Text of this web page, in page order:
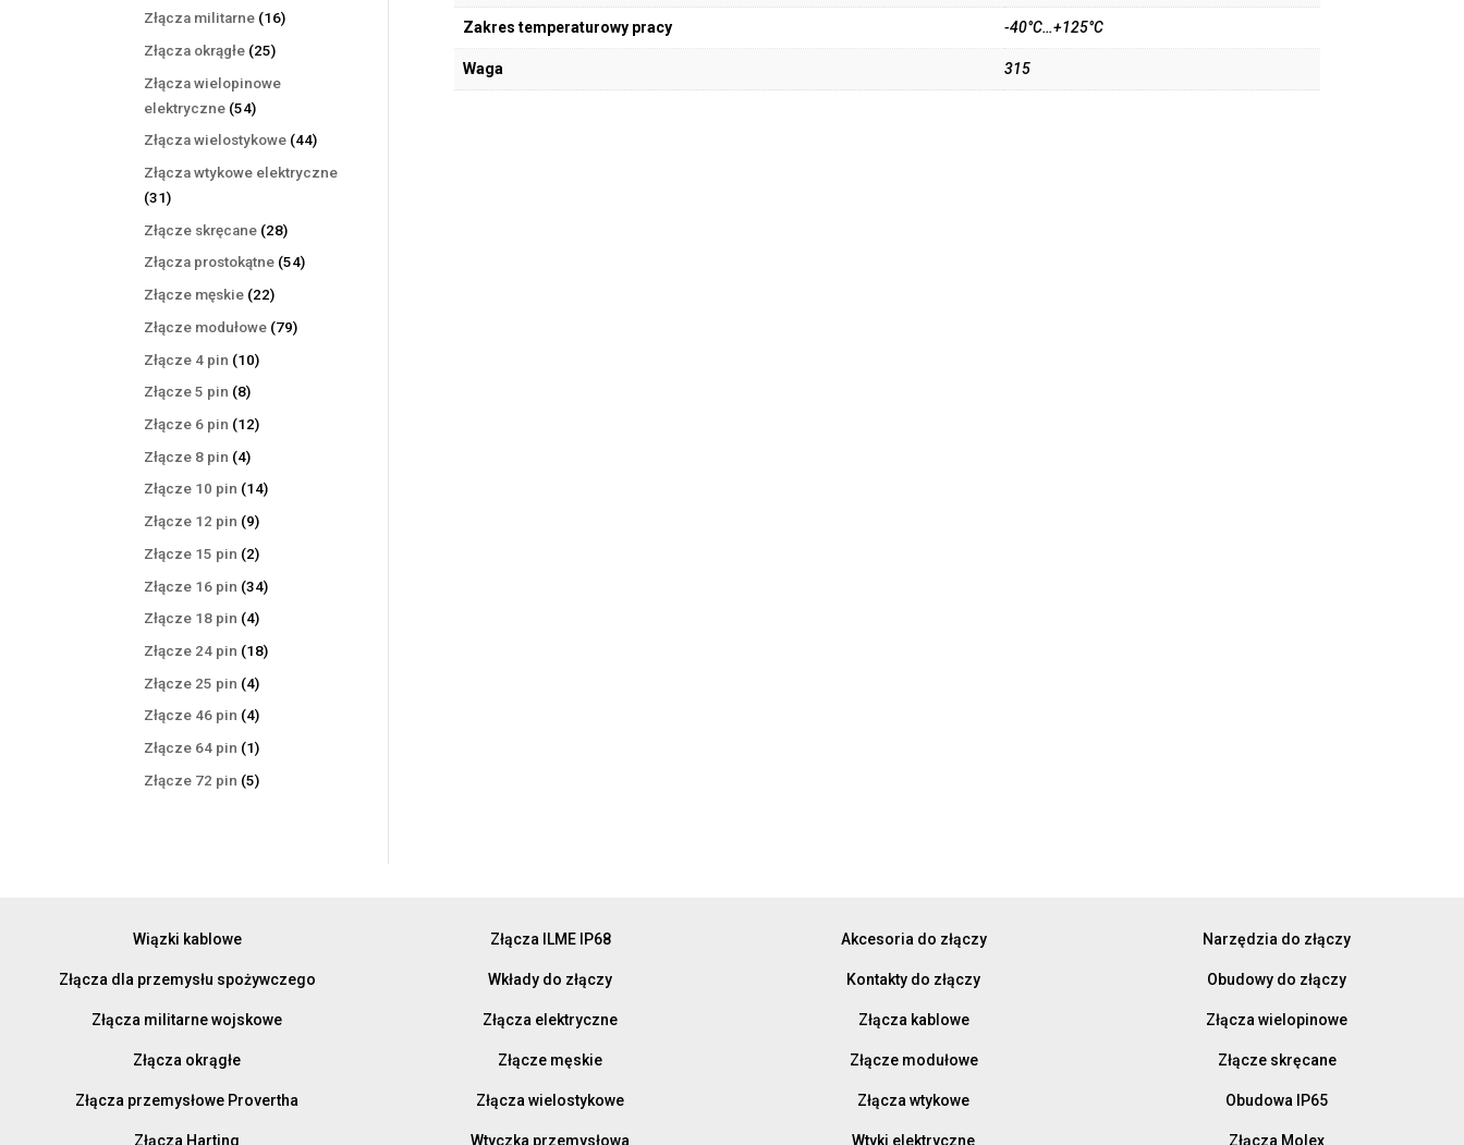
produktów
Złącza militarne 1616
Złącza okrągłe 2525
Złącza wielopinowe
elektryczne 5454
produkty
Złącza wielostykowe 4444
Złącza wtykowe elektryczne
3131
produktów
Złącze skręcane 2828
produktów
Złącza prostokątne 5454
Złącze męskie 2222
produkty
Złącze modułowe 7979
Złącze 4 pin 1010
Złącze 5 pin 88
produktów
Złącze 6 pin 1212
Złącze 8 pin 44
produkty
Złącze 10 pin 1414
Złącze 12 pin 99
produktów
Złącze 15 pin 22
produkty
Złącze 16 pin 3434
Złącze 18 pin 44
produkty
Złącze 24 pin 1818
Złącze 25 pin 44
produkty
Złącze 46 pin 44
produkty
Złącze 64 pin 11
produkt
Złącze 72 pin 55
Zakres temperaturowy pracy -40°C…+125°C
Waga 315
Wiązki kablowe
Złącza dla przemysłu spożywczego
Złącza militarne wojskowe
Złącza okrągłe
Złącza przemysłowe Provertha
Złącza Harting
Złącza ILME IP68
Wkłady do złączy
Złącza elektryczne
Złącze męskie
Złącza wielostykowe
Wtyczka przemysłowa
Akcesoria do złączy
Kontakty do złączy
Złącza kablowe
Złącze modułowe
Złącza wtykowe
Wtyki elektryczne
Narzędzia do złączy
Obudowy do złączy
Złącza wielopinowe
Złącze skręcane
Obudowa IP65
Złącza Molex